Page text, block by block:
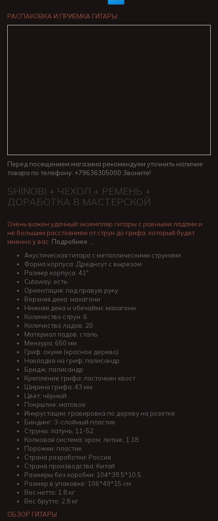
РАСПАКОВКА И ПРИЕМКА ГИТАРЫ
Перед посещением магазина рекомендуем уточнить наличие
товара по телефону: +79636305000 Звоните!
SHINOBI + ЧЕХОЛ + РЕМЕНЬ +
ДОРАБОТКА В МАСТЕРСКОЙ
Очень важен удачный экземпляр гитары с ровными ладами и
не большим расстоянием от струн до грифа, который будет
именно у вас. Подробнее …
Акустическая гитара с металлическими струнами
Форма корпуса: Дредноут с вырезом
Размер корпуса: 41"
Cutaway: есть
Ориентация: под правую руку
Верхняя дека: махагони
Нижняя дека и обечайки: махагони
Количество струн: 6
Количество ладов: 20
Материал ладов: сталь
Мензура: 650 мм
Гриф: окуме (красное дерево)
Накладка на гриф: палисандр
Бридж: палисандр
Крепление грифа: ласточкин хвост
Ширина грифа: 43 мм
Цвет: чёрный
Покрытие: матовое
Инкрустации: гравировка по дереву на розетке
Биндинг: 3-слойный пластик
Струны: латунь, 11-52
Колковая система: хром, литые, 1:18
Порожки: пластик
Страна разработки: Россия
Страна производства: Китай
Размеры без коробки: 104*39.5*10.5
Размер в упаковке: 106*49*15 см
Вес нетто: 1.8 кг
Вес брутто: 2.8 кг
ОБЗОР ГИТАРЫ